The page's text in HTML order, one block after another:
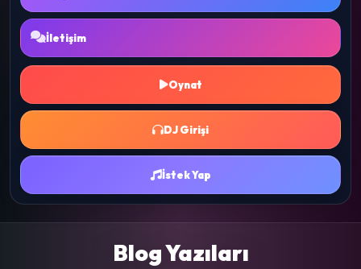
İletişim
Oynat
DJ Girişi
İstek Yap
Blog Yazıları